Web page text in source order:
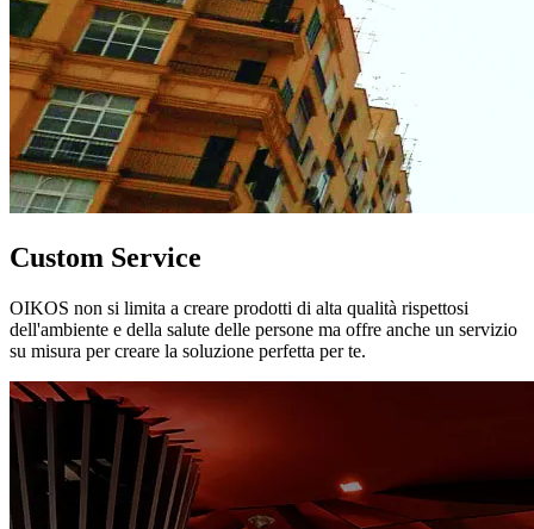
Custom Service
OIKOS non si limita a creare prodotti di alta qualità rispettosi
dell'ambiente e della salute delle persone ma offre anche un servizio
su misura per creare la soluzione perfetta per te.